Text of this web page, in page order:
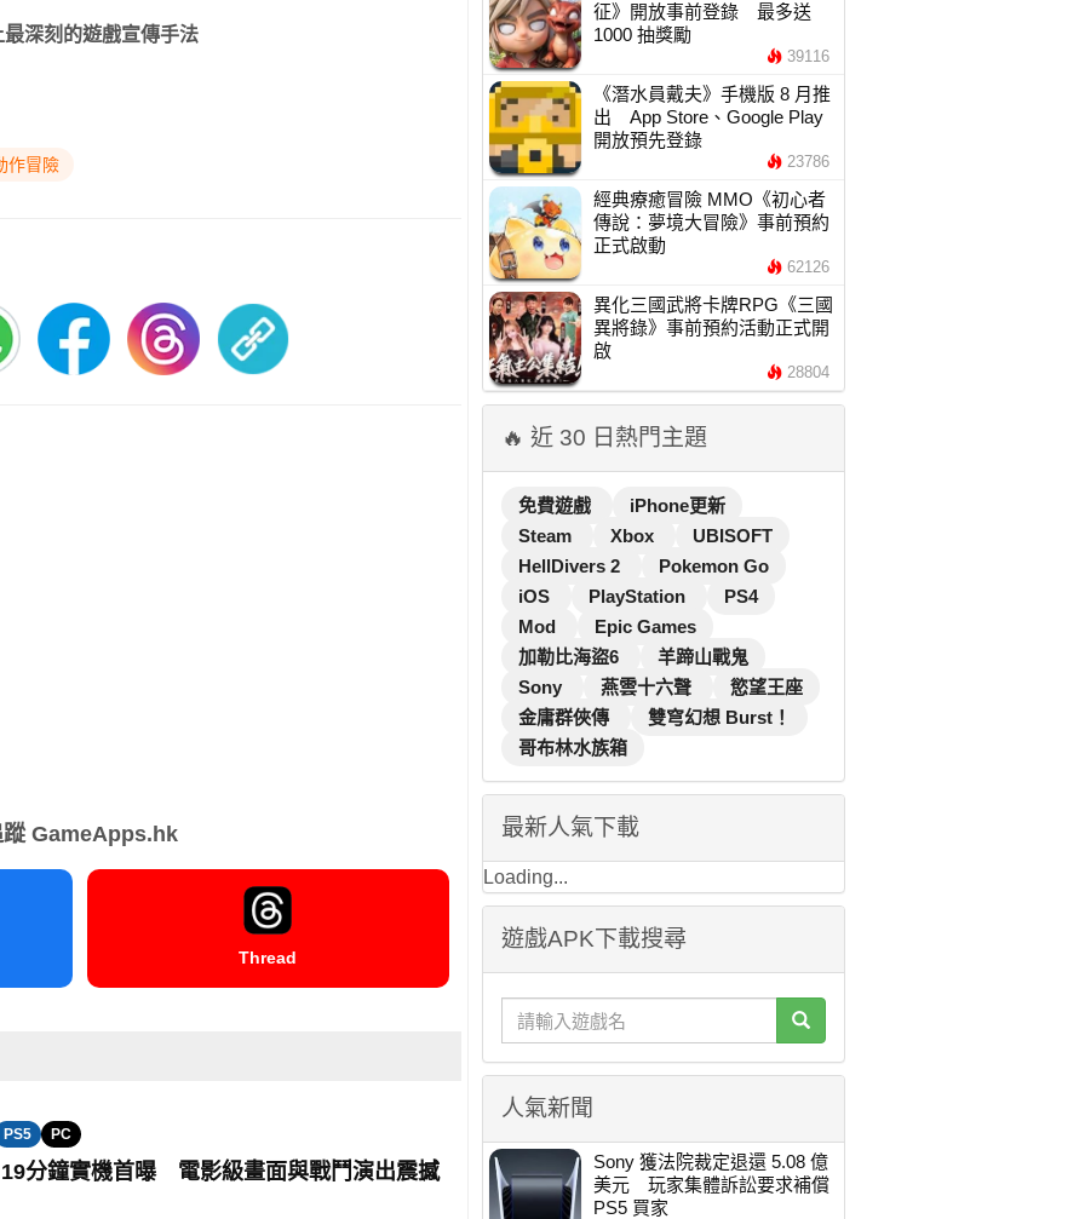
深刻的遊戲宣傳手法
作冒險
蹤 GameApps.hk
Thread
PS5 PC
分鐘實機首曝 電影級畫面與戰鬥演出震撼
征》開放事前登錄 最多送
1000 抽獎勵
39116
《潛水員戴夫》手機版 8 月推
出 App Store、Google Play
開放預先登錄
23786
經典療癒冒險 MMO《初心者
傳說：夢境大冒險》事前預約
正式啟動
62126
異化三國武將卡牌RPG《三國
異將錄》事前預約活動正式開
啟
28804
🔥 近 30 日熱門主題
免費遊戲
iPhone更新
Steam
Xbox
UBISOFT
HellDivers 2
Pokemon Go
iOS
PlayStation
PS4
Mod
Epic Games
加勒比海盜6
羊蹄山戰鬼
Sony
燕雲十六聲
慾望王座
金庸群俠傳
雙穹幻想 Burst！
哥布林水族箱
最新人氣下載
Loading...
遊戲APK下載搜尋
人氣新聞
Sony 獲法院裁定退還 5.08 億
美元 玩家集體訴訟要求補償
PS5 買家